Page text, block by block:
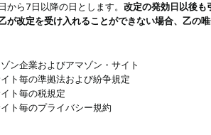
から7日以降の日とします。 改定の発効日以後も
が改定を受け入れることができない場合、乙の
ン企業およびアマゾン・サイト
ト毎の準拠法および紛争規定
ト毎の税規定
ト毎のプライバシー規約